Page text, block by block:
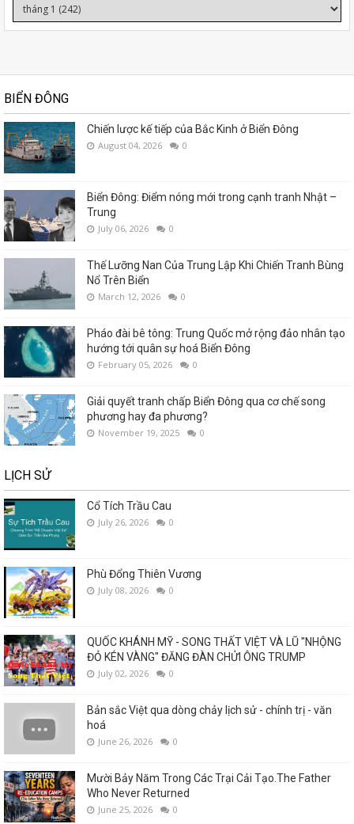
BIỂN ĐÔNG
Chiến lược kế tiếp của Bắc Kinh ở Biển Đông
August 04, 2026 0
Biển Đông: Điểm nóng mới trong cạnh tranh Nhật –
Trung
July 06, 2026 0
Thế Lưỡng Nan Của Trung Lập Khi Chiến Tranh Bùng
Nổ Trên Biển
March 12, 2026 0
Pháo đài bê tông: Trung Quốc mở rộng đảo nhân tạo
hướng tới quân sự hoá Biển Đông
February 05, 2026 0
Giải quyết tranh chấp Biển Đông qua cơ chế song
phương hay đa phương?
November 19, 2025 0
LỊCH SỬ
Cổ Tích Trầu Cau
July 26, 2026 0
Phù Đổng Thiên Vương
July 08, 2026 0
QUỐC KHÁNH MỸ - SONG THẤT VIỆT VÀ LŨ "NHỘNG
ĐỎ KÉN VÀNG" ĐĂNG ĐÀN CHỬI ÔNG TRUMP
July 02, 2026 0
Bản sắc Việt qua dòng chảy lịch sử - chính trị - văn
hoá
June 26, 2026 0
Mười Bảy Năm Trong Các Trại Cải Tạo.The Father
Who Never Returned
June 25, 2026 0